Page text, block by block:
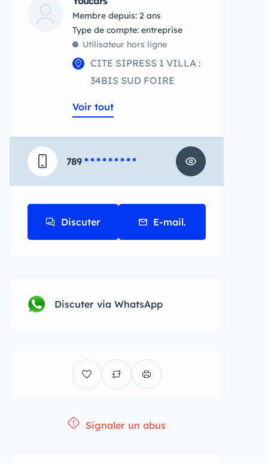
Membre depuis: 2 ans
type de compte: entreprise
Utilisateur hors ligne
CITE SIPRESS 1 VILLA :
34BIS SUD FOIRE
Voir tout
789 * * * * * * * * *
Discuter E-mail.
Discuter via WhatsApp
Signaler un abus